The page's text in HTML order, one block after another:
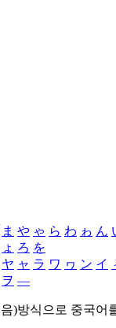
ま や ゃ ら わ ゎ ん
ょ ろ を
ヤ ャ ラ ワ ヮ ン イ
ヲ ―
)방식으로 중국어